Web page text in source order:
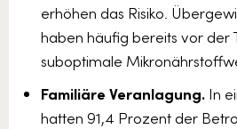
erhöhen das Risiko.
haben häufig bereits vor der
suboptimale
Familiäre Veranlagung. In
hatten 91,4 Prozent der